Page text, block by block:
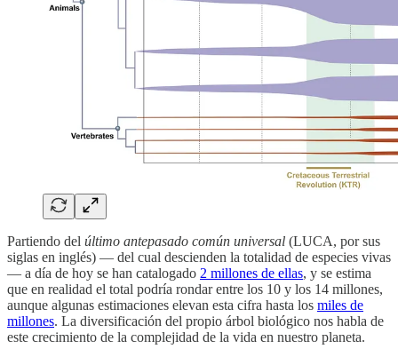
Partiendo del último antepasado común universal (LUCA, por sus
siglas en inglés) — del cual descienden la totalidad de especies vivas
— a día de hoy se han catalogado 2 millones de ellas, y se estima
que en realidad el total podría rondar entre los 10 y los 14 millones,
aunque algunas estimaciones elevan esta cifra hasta los miles de
millones. La diversificación del propio árbol biológico nos habla de
este crecimiento de la complejidad de la vida en nuestro planeta.